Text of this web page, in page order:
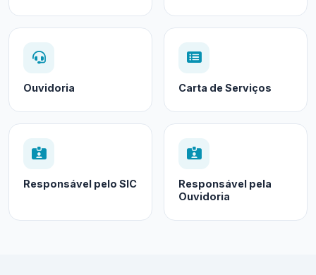
Ouvidoria Carta de Serviços
Responsável pelo SIC
Responsável pela
Ouvidoria